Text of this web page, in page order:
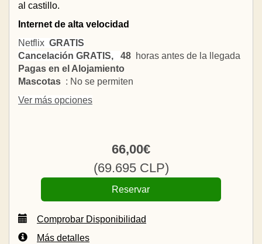
al castillo.
Internet de alta velocidad
Netflix GRATIS
Cancelación GRATIS, 48 horas antes de la llegada
Pagas en el Alojamiento
Mascotas : No se permiten
Ver más opciones
66,00€
(69.695CLP)
Comprobar Disponibilidad
Más detalles